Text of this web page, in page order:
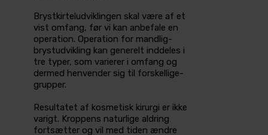
Brystkirteludviklingen skal være af et
vist omfang, før vi kan anbefale en
operation­. Operation for mandlig­
brystudvikling kan generelt inddeles i
tre typer, som varierer i omfang og
dermed henvender sig til forskellige­
grupper.
Resultatet af kosmetisk kirurgi er ikke
varigt. Kroppens naturlige aldring
fortsætter og vil med tiden ændre